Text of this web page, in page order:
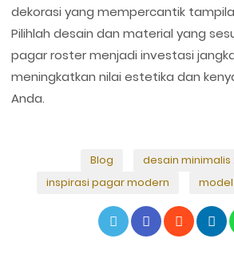
dekorasi yang mempercantik
Pilihlah desain dan material yang
pagar roster menjadi investasi
meningkatkan nilai estetika dan
Anda.
Blog
desain minimalis
inspirasi pagar modern